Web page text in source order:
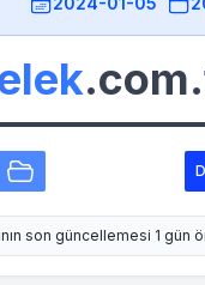
son güncellemesi 1 gün